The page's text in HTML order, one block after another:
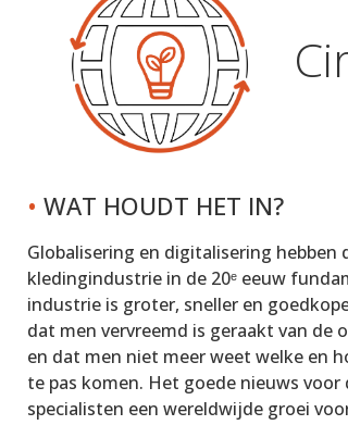
• WAT HOUDT HET IN?
Globalisering en digitalisering hebben
kledingindustrie in de 20ᵉ eeuw
industrie is groter, sneller en
dat men vervreemd is geraakt van de
en dat men niet meer weet welke en
te pas komen. Het goede nieuws
specialisten een wereldwijde groei